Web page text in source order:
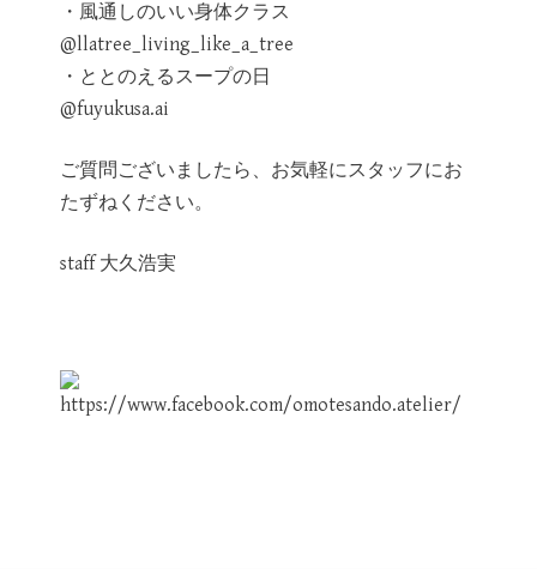
・風通しのいい身体クラス
@llatree_living_like_a_tree
・ととのえるスープの日
@fuyukusa.ai
ご質問ございましたら、お気軽にスタッフにお
たずねください。
staff 大久浩実